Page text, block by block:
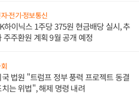
·전기·정보통신
하이닉스 1주당 375원 현금배당 실시, 추
주주환원 계획 9월 공개 예정
법원 "트럼프 정부 풍력 프로젝트 동결
는 위법", 해제 명령 내려